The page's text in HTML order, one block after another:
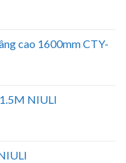
cao 1600mm CTY-
NIULI